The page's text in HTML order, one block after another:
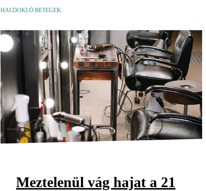
HALDOKLÓ BETEGEK
Videó
Meztelenül vág hajat a 21